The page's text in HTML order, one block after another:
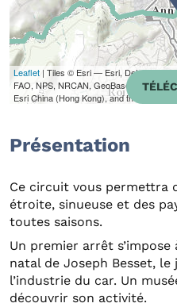
Leaflet | Tiles © Esri — Esri, DeLorme,
FAO, NPS, NRCAN, GeoBase, Kadaster
Esri China (Hong Kong), and the GIS User
Présentation
Ce circuit vous permettra
étroite, sinueuse et des
toutes saisons.
Un premier arrêt s’impose
natal de Joseph Besset,
l’industrie du car. Un
découvrir son activité.